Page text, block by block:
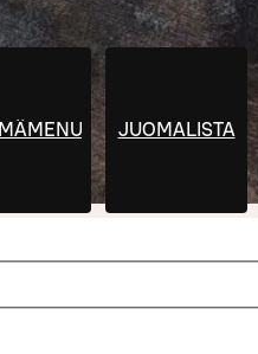
JUOMALISTA